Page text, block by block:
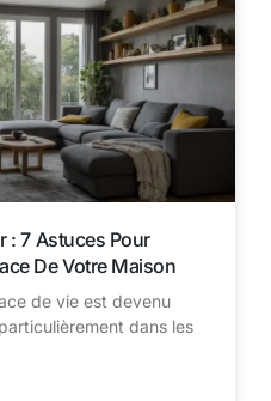
: 7 Astuces Pour
De Votre Maison
de vie est devenu
dans les